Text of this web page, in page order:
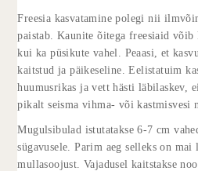
Freesia kasvatamine polegi nii
paistab. Kaunite õitega freesiaid võib
kui ka püsikute vahel. Peaasi, et
kaitstud ja päikeseline. Eelistatuim
huumusrikas ja vett hästi läbilaskev,
pikalt seisma vihma- või kastmisvesi
Mugulsibulad istutatakse 6-7 cm
sügavusele. Parim aeg selleks on
mullasoojust. Vajadusel kaitstakse